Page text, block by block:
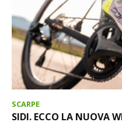
SCARPE
SIDI. ECCO LA NUOVA